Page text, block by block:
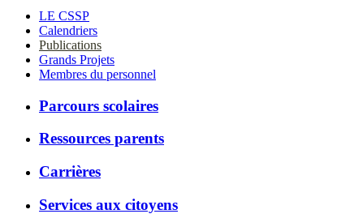
LE CSSP
Calendriers
Publications
Grands Projets
Membres du personnel
Parcours scolaires
Ressources parents
Carrières
Services aux citoyens